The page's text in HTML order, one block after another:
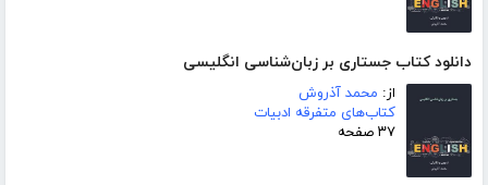
دانلود کتاب جستاری بر زبان‌شناسی انگلیسی
از: محمد آذروش
کتاب‌های متفرقه ادبیات
۳۷ صفحه